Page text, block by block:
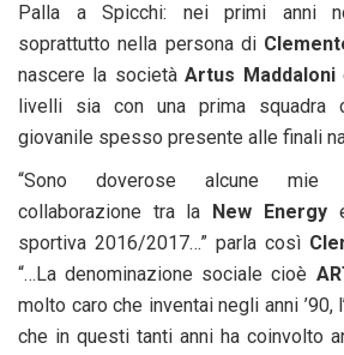
Palla a Spicchi: nei primi anni
soprattutto nella persona di
nascere la societàArtus Maddaloni
livelli sia con una prima squadra
giovanile spesso presente alle finali
“Sono doverose alcune mie
collaborazione tra la New Energy
sportiva 2016/2017…” parla così
“…La denominazione sociale cioè
molto caro che inventai negli anni ’90,
che in questi tanti anni ha coinvolto